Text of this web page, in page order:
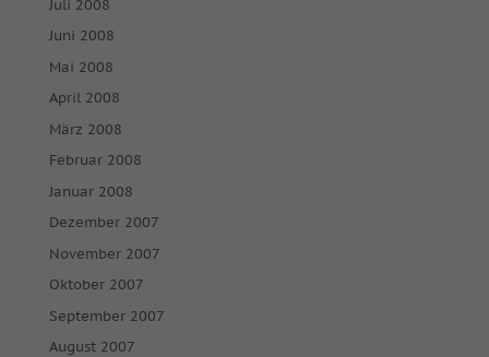
Juli 2008
Juni 2008
Mai 2008
April 2008
März 2008
Februar 2008
Januar 2008
Dezember 2007
November 2007
Oktober 2007
September 2007
August 2007